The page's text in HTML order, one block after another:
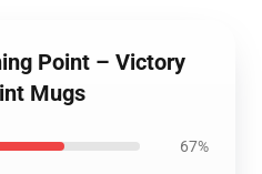
Point – Victory
Mugs
67%